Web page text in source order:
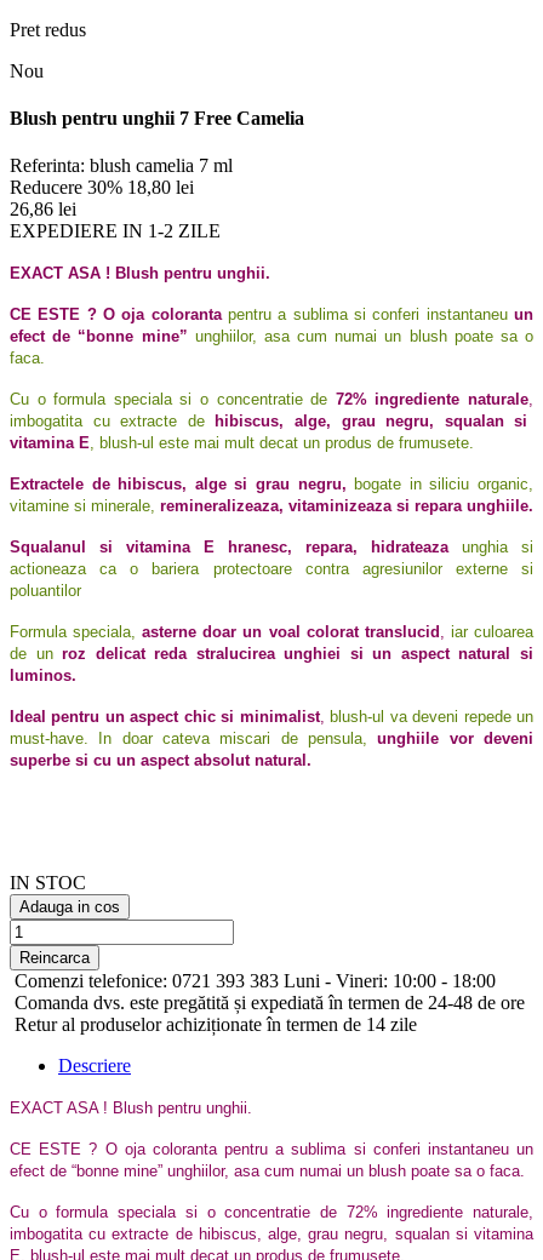
Pret redus
Nou
Blush pentru unghii 7 Free Camelia
Referinta: blush camelia 7 ml
Reducere 30% 18,80 lei
26,86 lei
EXPEDIERE IN 1-2 ZILE
EXACT ASA ! Blush pentru unghii.
CE ESTE ? O oja colorantapentru a sublima si conferi instantaneu un
efect de “bonne mine” unghiilor, asa cum numai un blush poate sa o
faca.
Cu o formula speciala si o concentratie de 72% ingrediente naturale,
imbogatita cu extracte de
hibiscus, alge, grau negru, squalan si
vitamina E, blush-ul este mai mult decat un produs de frumusete.
Extractele de hibiscus, alge si grau negru, bogate in siliciu organic,
vitamine si minerale, remineralizeaza, vitaminizeaza si repara unghiile.
Squalanul si vitamina E hranesc, repara, hidrateazaunghia si
actioneaza ca o bariera protectoare contra agresiunilor externe si
poluantilor
Formula speciala,asterne doar un voal colorat translucid , iar culoarea
de un roz delicat reda stralucirea unghiei si un aspect natural si
luminos.
Ideal pentru un aspect chic si minimalist, blush-ul va deveni repede un
must-have. In doar cateva miscari de pensula,
unghiile vor deveni
superbe si cu un aspect absolut natural.
IN STOC
Adauga in cos
Comenzi telefonice: 0721 393 383 Luni - Vineri: 10:00 - 18:00
Comanda dvs. este pregătită și expediată în termen de 24-48 de ore
Retur al produselor achiziționate în termen de 14 zile
Descriere
EXACT ASA ! Blush pentru unghii.
CE ESTE ? O oja coloranta pentru a sublima si conferi instantaneu un
efect de “bonne mine” unghiilor, asa cum numai un blush poate sa o faca.
Cu o formula speciala si o concentratie de 72% ingrediente naturale,
imbogatita cu extracte de hibiscus, alge, grau negru, squalan si vitamina
E, blush-ul este mai mult decat un produs de frumusete.